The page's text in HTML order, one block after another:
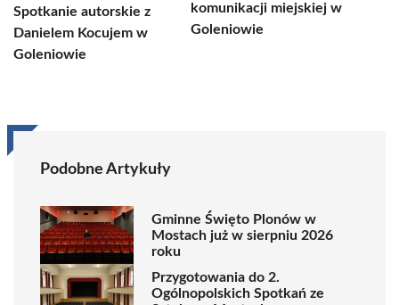
Spotkanie autorskie z
Danielem Kocujem w
Goleniowie
komunikacji miejskiej w
Goleniowie
Podobne Artykuły
Gminne Święto Plonów w
Mostach już w sierpniu 2026
roku
Przygotowania do 2.
Ogólnopolskich Spotkań ze